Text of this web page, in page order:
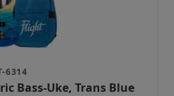
6314
Bass-Uke, Trans Blue